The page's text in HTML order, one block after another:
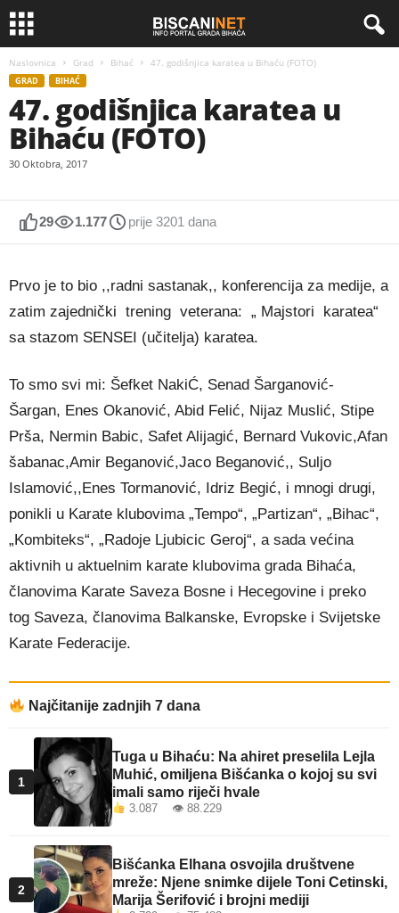
Naslovnica Grad Bihać 47. godišnjica karatea u Bihaću (FOTO)
GRAD BIHAĆ
47. godišnjica karatea u
Bihaću (FOTO)
30 Oktobra, 2017
29 1.177 prije 3201 dana
Prvo je to bio ,,radni sastanak,, konferencija za medije, a
zatim zajednički trening veterana: „ Majstori karatea“
sa stazom SENSEI (učitelja) karatea.
To smo svi mi: Šefket NakiĆ, Senad Šarganović-
Šargan, Enes Okanović, Abid Felić, Nijaz Muslić, Stipe
Prša, Nermin Babic, Safet Alijagić, Bernard Vukovic,Afan
šabanac,Amir Beganović,Jaco Beganović,, Suljo
Islamović,,Enes Tormanović, Idriz Begić, i mnogi drugi,
ponikli u Karate klubovima „Tempo“, „Partizan“, „Bihac“,
„Kombiteks“, „Radoje Ljubicic Geroj“, a sada većina
aktivnih u aktuelnim karate klubovima grada Bihaća,
članovima Karate Saveza Bosne i Hecegovine i preko
tog Saveza, članovima Balkanske, Evropske i Svijetske
Karate Federacije.
Najčitanije zadnjih 7 dana
1
Tuga u Bihaću: Na ahiret preselila Lejla
Muhić, omiljena Bišćanka o kojoj su svi
imali samo riječi hvale
3.087 👁 88.229
2
Bišćanka Elhana osvojila društvene
mreže: Njene snimke dijele Toni Cetinski,
Marija Šerifović i brojni mediji